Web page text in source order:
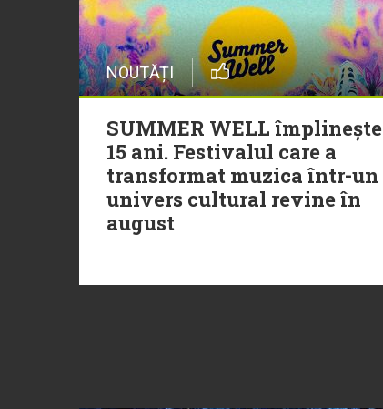
NOUTĂȚI
SUMMER WELL împlinește
15 ani. Festivalul care a
transformat muzica într-un
univers cultural revine în
august